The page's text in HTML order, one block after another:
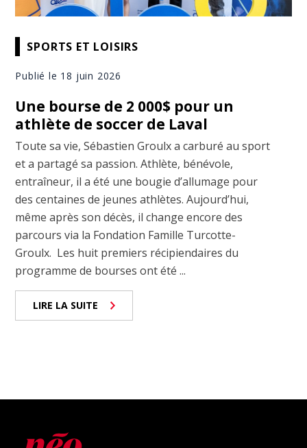
SPORTS ET LOISIRS
Publié le 18 juin 2026
Une bourse de 2 000$ pour un
athlète de soccer de Laval
Toute sa vie, Sébastien Groulx a carburé au sport
et a partagé sa passion. Athlète, bénévole,
entraîneur, il a été une bougie d’allumage pour
des centaines de jeunes athlètes. Aujourd’hui,
même après son décès, il change encore des
parcours via la Fondation Famille Turcotte-
Groulx. Les huit premiers récipiendaires du
programme de bourses ont été ...
LIRE LA SUITE